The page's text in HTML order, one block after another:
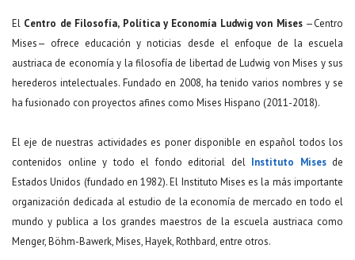
El Centro de Filosofía, Política y Economía Ludwig von Mises—Centro
Mises— ofrece educación y noticias desde el enfoque de la escuela
austriaca de economía y la filosofía de libertad de Ludwig von Mises y sus
herederos intelectuales. Fundado en 2008, ha tenido varios nombres y se
ha fusionado con proyectos afines como Mises Hispano (2011-2018).
El eje de nuestras actividades es poner disponible en español todos los
contenidos online y todo el fondo editorial del Instituto Misesde
Estados Unidos (fundado en 1982). El Instituto Mises es la más importante
organización dedicada al estudio de la economía de mercado en todo el
mundo y publica a los grandes maestros de la escuela austriaca como
Menger, Böhm-Bawerk, Mises, Hayek, Rothbard, entre otros.